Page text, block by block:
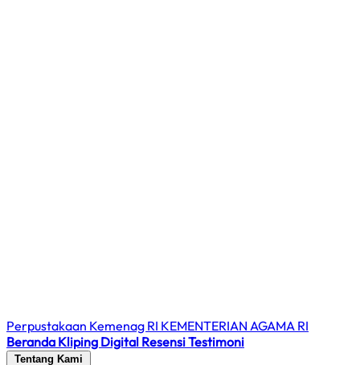
Perpustakaan Kemenag RI KEMENTERIAN AGAMA RI
Beranda Kliping Digital ResensiTestimoni
Tentang Kami